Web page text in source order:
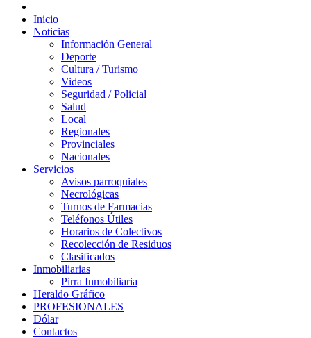
Diario de Las Varillas
Inicio
Noticias
Información General
Deporte
Cultura / Turismo
Videos
Seguridad / Policial
Salud
Local
Regionales
Provinciales
Nacionales
Servicios
Avisos parroquiales
Necrológicas
Turnos de Farmacias
Teléfonos Útiles
Horarios de Colectivos
Recolección de Residuos
Clasificados
Inmobiliarias
Pirra Inmobiliaria
Heraldo Gráfico
PROFESIONALES
Dólar
Contactos